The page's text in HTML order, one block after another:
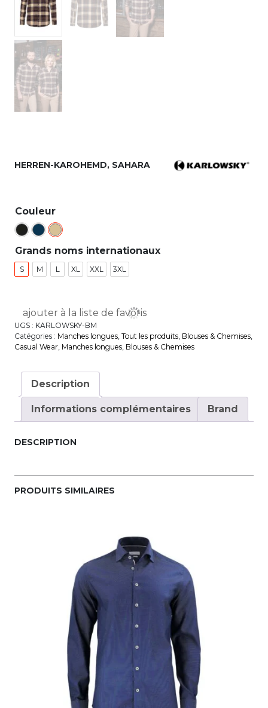
HERREN-KAROHEMD, SAHARA
Couleur
Grands noms internationaux
S M L XL XXL 3XL
ajouter à la liste de favoris
UGS : KARLOWSKY-BM
Catégories : Manches longues, Tout les produits, Blouses & Chemises,
Casual Wear, Manches longues, Blouses & Chemises
Description
Informations complémentaires Brand
DESCRIPTION
PRODUITS SIMILAIRES